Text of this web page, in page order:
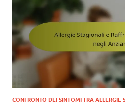
CONFRONTO DEI SINTOMI TRA ALLERGIE